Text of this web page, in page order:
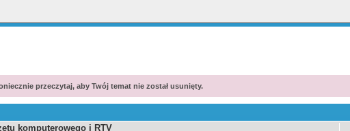
przeczytaj, aby Twój temat nie został usunięty.
komputerowego i RTV